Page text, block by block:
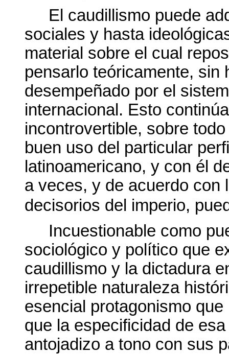
El caudillismo puede
sociales y hasta
material sobre el cual
pensarlo teóricamente, sin
desempeñado por el
internacional. Esto
incontrovertible, sobre
buen uso del particular
latinoamericano, y con él
a veces, y de acuerdo con
decisorios del imperio,
Incuestionable como
sociológico y político que
caudillismo y la dictadura
irrepetible naturaleza
esencial protagonismo
que la especificidad de
antojadizo a tono con sus